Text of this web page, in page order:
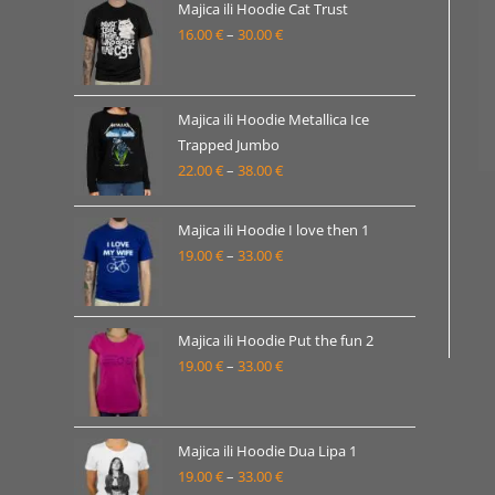
19.00 €
do
Majica ili Hoodie Cat Trust
16.00€– 30.00€Raspon
od
16.00 €
30.00 €
Majica ili Hoodie Metallica Ice
Trapped Jumbo
22.00€– 38.00€Raspon
od
22.00 €
Majica ili Hoodie I love then 1
19.00€– 33.00€Raspon
od
19.00 €
do
Majica ili Hoodie Put the fun 2
19.00€– 33.00€Raspon
od
19.00 €
do
Majica ili Hoodie Dua Lipa 1
19.00€– 33.00€Raspon